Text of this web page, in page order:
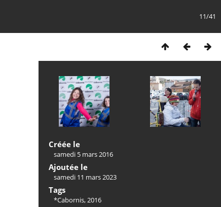
11/41
Créée le
samedi 5 mars 2016
Ajoutée le
samedi 11 mars 2023
Tags
*Cabornis,2016